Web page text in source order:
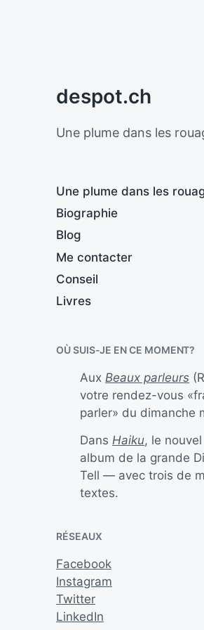
despot.ch
Une plume dans les
Une plume dans les
Biographie
Blog
Me contacter
Conseil
Livres
OÙ SUIS-JE EN CE MOMENT?
Aux Beaux parleurs
votre rendez-vous
parler» du dimanche
Dans Haiku, le nouvel
album de la grande
Tell — avec trois de
textes.
RÉSEAUX
Facebook
Instagram
Twitter
LinkedIn